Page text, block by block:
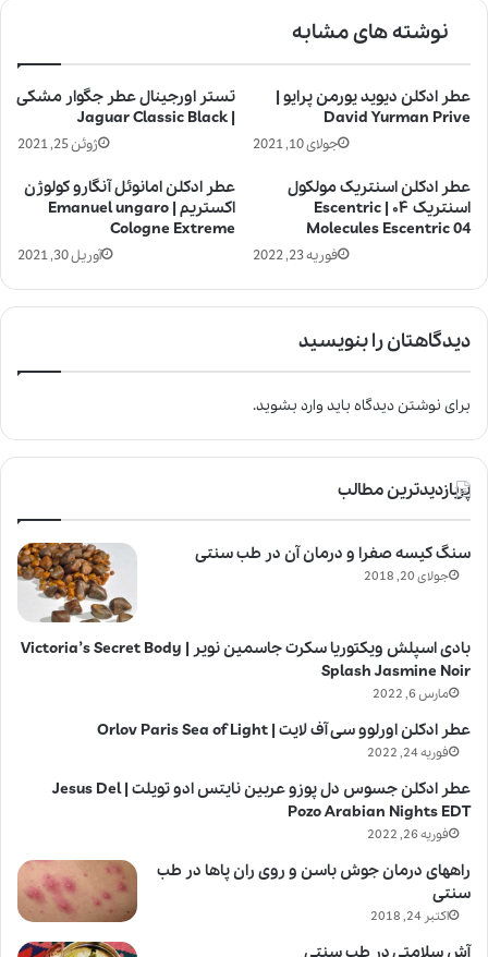
نوشته های مشابه
تستر اورجینال عطر جگوار مشکی
| Jaguar Classic Black
ژوئن 25, 2021
عطر ادکلن دیوید یورمن پرایو |
David Yurman Prive
جولای 10, 2021
عطر ادکلن امانوئل آنگارو کولوژن
اکستریم | Emanuel ungaro
Cologne Extreme
آوریل 30, 2021
عطر ادکلن اسنتریک مولکول
اسنتریک ۰۴ | Escentric
Molecules Escentric 04
فوریه 23, 2022
دیدگاهتان را بنویسید
برای نوشتن دیدگاه بایدوارد بشوید.
پربازدیدترین مطالب
سنگ کیسه صفرا و درمان آن در طب سنتی
جولای 20, 2018
بادی اسپلش ویکتوریا سکرت جاسمین نویر | Victoria’s Secret Body
Splash Jasmine Noir
مارس 6, 2022
عطر ادکلن اورلوو سی آف لایت | Orlov Paris Sea of Light
فوریه 24, 2022
عطر ادکلن جسوس دل پوزو عربین نایتس ادو تویلت | Jesus Del
Pozo Arabian Nights EDT
فوریه 26, 2022
راههای درمان جوش باسن و روی ران پاها در طب
سنتی
اکتبر 24, 2018
آش سلامتی در طب سنتی